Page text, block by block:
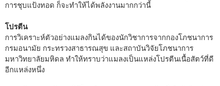
การชุบแป้งทอด ก็จะทำให้ได้พลังงานมากกว่านี้
โปรตีน
การวิเคราะห์ตัวอย่างแมลงกินได้ของนักวิชาการจากกองโภชนาการ
กรมอนามัย กระทรวงสาธารณสุข และสถาบันวิจัยโภชนาการ
มหาวิทยาลัยมหิดล ทำให้ทราบว่าแมลงเป็นแหล่งโปรตีนเนื้อสัตว์ที่ดี
อีกแหล่งหนึ่ง